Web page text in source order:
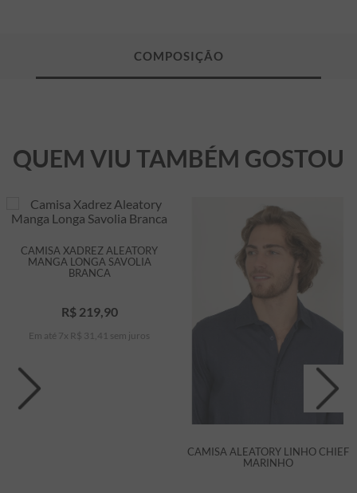
QUEM VIU TAMBÉM GOSTOU
CAMISA XADREZ ALEATORY
MANGA LONGA SAVOLIA
BRANCA
R$ 219,90
Em até 7 x R$ 31 41 sem juros
CAMISA ALEATORY LINHO CHIEF
MARINHO